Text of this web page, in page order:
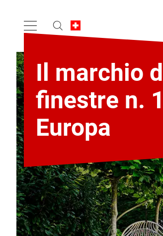
Il marchio
finestre n.
Europa